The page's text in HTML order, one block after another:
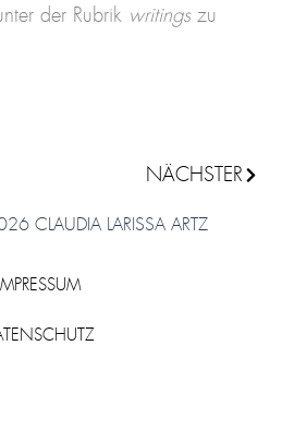
der Rubrik writingszu
NÄCHSTER
CLAUDIA LARISSA ARTZ